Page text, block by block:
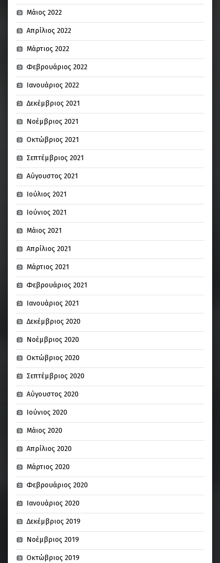
Μάιος 2022
Απρίλιος 2022
Μάρτιος 2022
Φεβρουάριος 2022
Ιανουάριος 2022
Δεκέμβριος 2021
Νοέμβριος 2021
Οκτώβριος 2021
Σεπτέμβριος 2021
Αύγουστος 2021
Ιούλιος 2021
Ιούνιος 2021
Μάιος 2021
Απρίλιος 2021
Μάρτιος 2021
Φεβρουάριος 2021
Ιανουάριος 2021
Δεκέμβριος 2020
Νοέμβριος 2020
Οκτώβριος 2020
Σεπτέμβριος 2020
Αύγουστος 2020
Ιούνιος 2020
Μάιος 2020
Απρίλιος 2020
Μάρτιος 2020
Φεβρουάριος 2020
Ιανουάριος 2020
Δεκέμβριος 2019
Νοέμβριος 2019
Οκτώβριος 2019